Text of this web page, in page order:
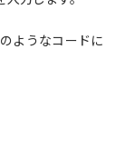
ようなコードに